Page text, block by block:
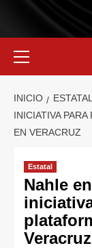
INICIO ESTATAL
INICIATIVA
EN VERACRUZ
Estatal
Nahle
Veracruz